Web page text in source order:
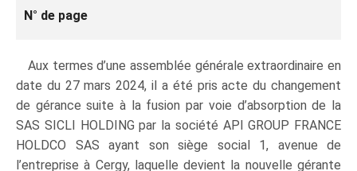
N° de page
Aux termes d’une assemblée générale extraordinaire en
date du 27 mars 2024, il a été pris acte du changement
de gérance suite à la fusion par voie d’absorption de la
SAS SICLI HOLDING par la société API GROUP FRANCE
HOLDCO SAS ayant son siège social 1, avenue de
l’entreprise à Cergy, laquelle devient la nouvelle gérante